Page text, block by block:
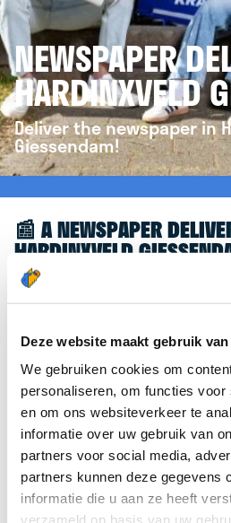
Deze website maakt gebruik
We gebruiken cookies om
personaliseren, om functies voor
en om ons websiteverkeer te
informatie over uw gebruik van
partners voor social media,
partners kunnen deze gegevens
informatie die u aan ze heeft
verzameld op basis van uw
NEWSPAPER
HARDINXVELD
Deliver the newspaper in
Giessendam!
📰 A NEWSPAPER
HARDINXVELD
Great to see you're
you further, we’d like to refer
krantenbezorgen.nl website.
sign up to deliver
Giessendam.
We hope you can get
the best of luck! 🚴‍♂️💨